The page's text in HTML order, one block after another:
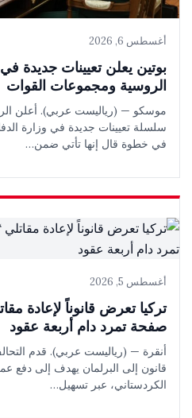
أغسطس 6, 2026
بوتين يعلن تعيينات جديدة
الروسية ومجموعات القوات
موسكو — (رياليست عربي). أعلن
سلسلة تعيينات جديدة في وزارة
في خطوة قال إنها تأتي ضمن…
أغسطس 5, 2026
تركيا تعرض قانوناً لإعادة
صفحة تمرد دام أربعة عقود
أنقرة — (رياليست عربي). قدم
قانون إلى البرلمان يهدف إلى دفع
الكردستاني، عبر تسهيل…